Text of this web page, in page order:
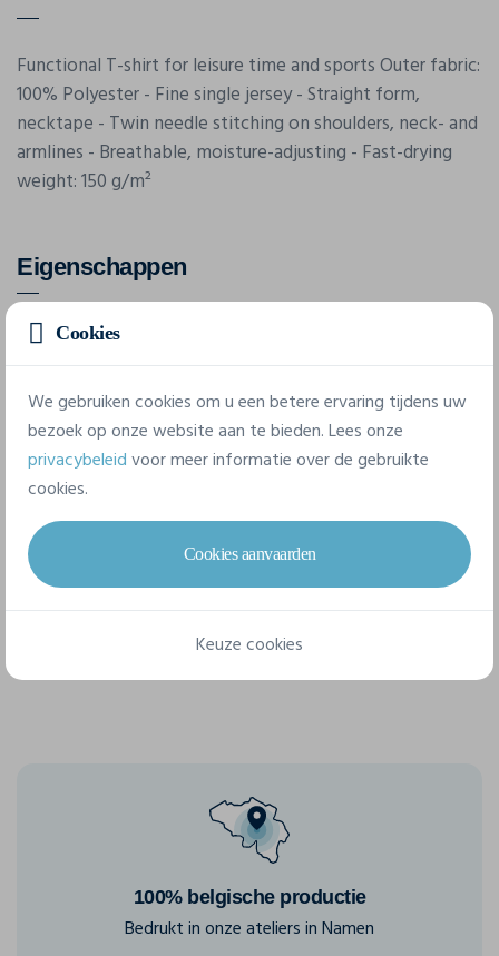
Functional T-shirt for leisure time and sports Outer fabric:
100% Polyester - Fine single jersey - Straight form,
necktape - Twin needle stitching on shoulders, neck- and
armlines - Breathable, moisture-adjusting - Fast-drying
weight: 150 g/m²
Eigenschappen
Merk
James & Nicholson
Referentie
JN 358
6 beschikbare maten
S M L XL XXL 3XL
100% belgische productie
Bedrukt in onze ateliers in Namen
Cookies
We gebruiken cookies om u een betere ervaring tijdens uw
bezoek op onze website aan te bieden. Lees onze
privacybeleidvoor meer informatie over de gebruikte
cookies.
Cookies aanvaarden
Keuze cookies